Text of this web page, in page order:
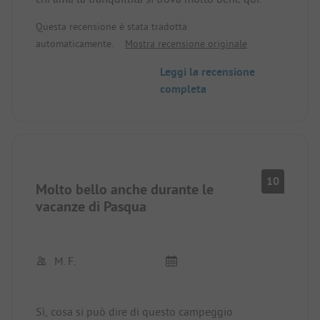
Questa recensione è stata tradotta
automaticamente.
Mostra recensione originale
Leggi la recensione
completa
Molto bello anche durante le
vacanze di Pasqua
10
M. F.
Sì, cosa si può dire di questo campeggio